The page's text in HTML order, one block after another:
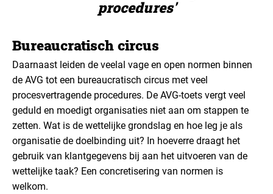
procedures'
Bureaucratisch circus
Daarnaast leiden de veelal vage en open normen binnen
de AVG tot een bureaucratisch circus met veel
procesvertragende procedures. De AVG-toets vergt veel
geduld en moedigt organisaties niet aan om stappen te
zetten. Wat is de wettelijke grondslag en hoe leg je als
organisatie de doelbinding uit? In hoeverre draagt het
gebruik van klantgegevens bij aan het uitvoeren van de
wettelijke taak? Een concretisering van normen is
welkom.